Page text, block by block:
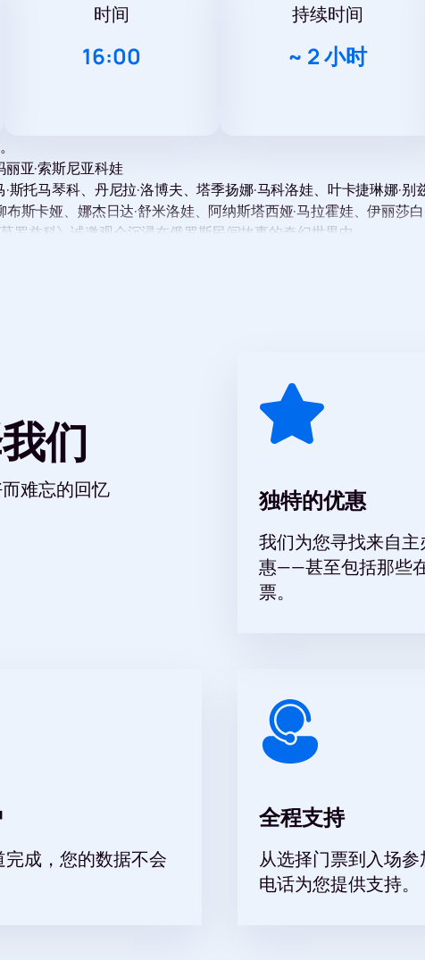
时间
16:00
持续时间
~ 2 小时
亚·索斯尼亚科娃
斯托马琴科、丹尼拉·洛博夫、塔季扬娜·马科洛娃、叶卡捷琳娜·
布斯卡娅、娜杰日达·舒米洛娃、阿纳斯塔西娅·马拉霍娃、伊丽莎
罗兹科》诚邀观众沉浸在俄罗斯民间故事的奇幻世界中。
给全家人的绝佳礼物。深受喜爱的角色将在舞台上栩栩如生地呈
们
难忘的回忆 独特的优惠
我们为您寻找来自
惠——甚至包括那些
票。
成，您的数据不会
全程支持
从选择门票到入场
电话为您提供支持。